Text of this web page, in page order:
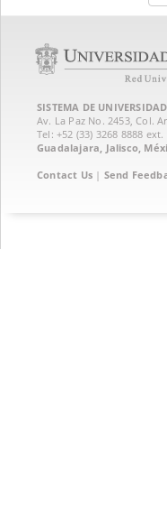
SISTEMA DE
Av. La Paz No. 2453, Col.
Tel: +52 (33)
Guadalajara, Jalisco,
Contact Us | Send